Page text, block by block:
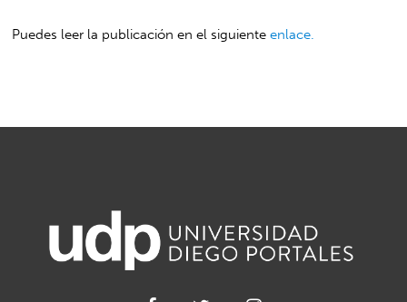
Puedes leer la publicación en el siguiente enlace.